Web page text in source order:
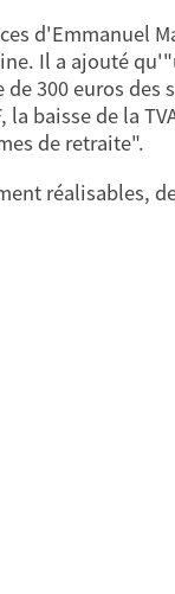
d'Emmanuel
Il a ajouté
300 euros
baisse de la
de retraite".
réalisables,